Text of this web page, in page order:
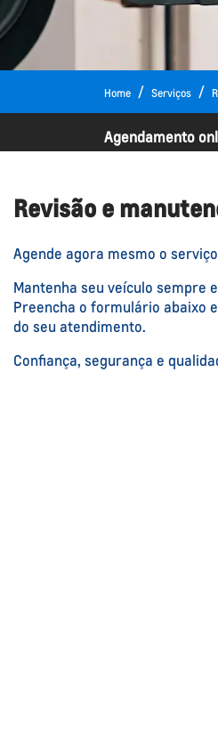
Home Serviços
Agendamento
Revisão e
Agende agora mesmo o
Mantenha seu veículo sempre
Preencha o formulário abaixo
do seu atendimento.
Confiança, segurança e